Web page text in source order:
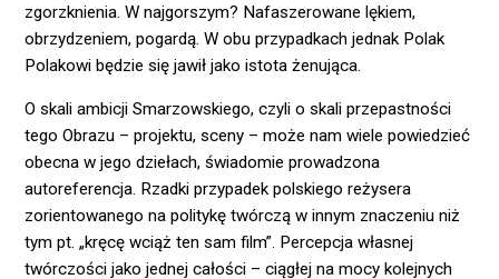
zgorzknienia. W najgorszym? Nafaszerowane lękiem,
obrzydzeniem, pogardą. W obu przypadkach jednak Polak
Polakowi będzie się jawił jako istota żenująca.
O skali ambicji Smarzowskiego, czyli o skali przepastności
tego Obrazu – projektu, sceny – może nam wiele powiedzieć
obecna w jego dziełach, świadomie prowadzona
autoreferencja. Rzadki przypadek polskiego reżysera
zorientowanego na politykę twórczą w innym znaczeniu niż
tym pt. „kręcę wciąż ten sam film”. Percepcja własnej
twórczości jako jednej całości – ciągłej na mocy kolejnych